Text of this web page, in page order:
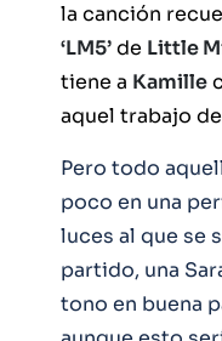
la canción
‘LM5’de Little
tiene a Kamille
aquel trabajo
Pero todo
poco en una
luces al que se
partido, una
tono en buena